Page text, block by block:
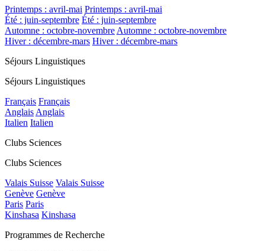
Printemps : avril-mai Printemps : avril-mai
Été : juin-septembre Été : juin-septembre
Automne : octobre-novembre Automne : octobre-novembre
Hiver : décembre-mars Hiver : décembre-mars
Séjours Linguistiques
Séjours Linguistiques
Français Français
Anglais Anglais
Italien Italien
Clubs Sciences
Clubs Sciences
Valais Suisse Valais Suisse
Genève Genève
Paris Paris
Kinshasa Kinshasa
Programmes de Recherche